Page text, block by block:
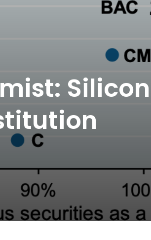
Silicon